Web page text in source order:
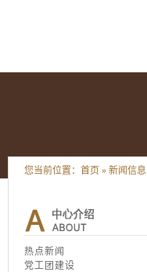
您当前位置： 首页 » 新闻信息
热点新闻
党工团建设